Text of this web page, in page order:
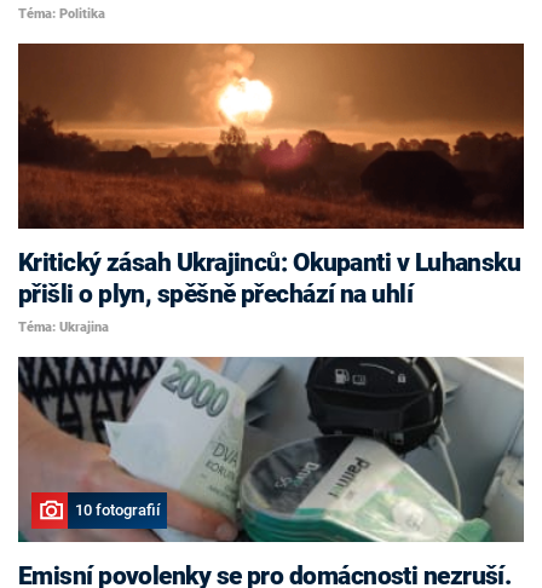
Téma: Politika
Kritický zásah Ukrajinců: Okupanti v Luhansku
přišli o plyn, spěšně přechází na uhlí
Téma: Ukrajina
10 fotografií
Emisní povolenky se pro domácnosti nezruší.